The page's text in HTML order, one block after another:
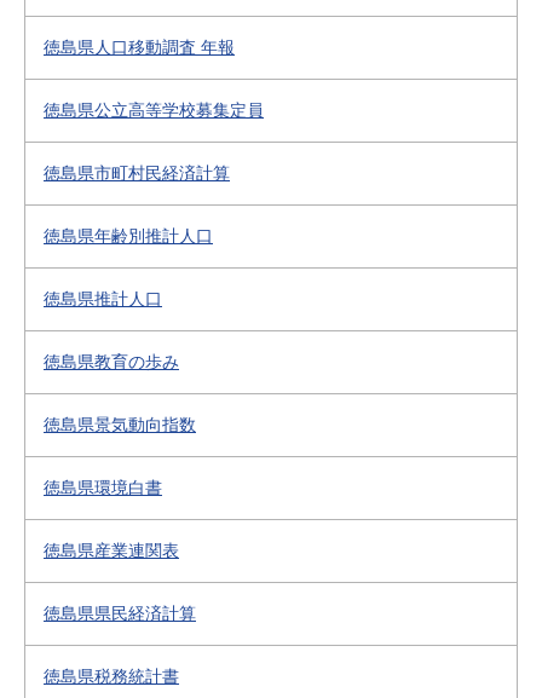
徳島県人口移動調査 年報
徳島県公立高等学校募集定員
徳島県市町村民経済計算
徳島県年齢別推計人口
徳島県推計人口
徳島県教育の歩み
徳島県景気動向指数
徳島県環境白書
徳島県産業連関表
徳島県県民経済計算
徳島県税務統計書